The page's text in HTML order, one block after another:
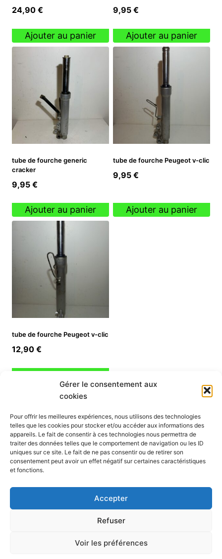
Gérer le consentement aux
cookies
Pour offrir les meilleures expériences, nous utilisons des technologies
telles que les cookies pour stocker et/ou accéder aux informations des
appareils. Le fait de consentir à ces technologies nous permettra de
traiter des données telles que le comportement de navigation ou les ID
uniques sur ce site. Le fait de ne pas consentir ou de retirer son
consentement peut avoir un effet négatif sur certaines caractéristiques
et fonctions.
Accepter
Refuser
Voir les préférences
24,90 €
Ajouter au panier
9,95 €
Ajouter au panier
tube de fourche generic
cracker
9,95 €
Ajouter au panier
tube de fourche Peugeot v-clic
9,95 €
Ajouter au panier
tube de fourche Peugeot v-clic
12,90 €
Ajouter au panier
INFORMATION
Mon compte
Nous contacter
Mode paiement
Nos services
Politique de confidentialité
Politique de cookies (UE)